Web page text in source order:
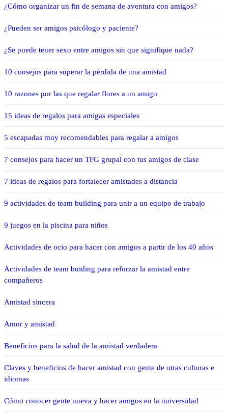
¿Cómo organizar un fin de semana de aventura con amigos?
¿Pueden ser amigos psicólogo y paciente?
¿Se puede tener sexo entre amigos sin que signifique nada?
10 consejos para superar la pérdida de una amistad
10 razones por las que regalar flores a un amigo
15 ideas de regalos para amigas especiales
5 escapadas muy recomendables para regalar a amigos
7 consejos para hacer un TFG grupal con tus amigos de clase
7 ideas de regalos para fortalecer amistades a distancia
9 actividades de team building para unir a un equipo de trabajo
9 juegos en la piscina para niños
Actividades de ocio para hacer con amigos a partir de los 40 años
Actividades de team buiding para reforzar la amistad entre
compañeros
Amistad sincera
Amor y amistad
Beneficios para la salud de la amistad verdadera
Claves y beneficios de hacer amistad con gente de otras culturas e
idiomas
Cómo conocer gente nueva y hacer amigos en la universidad